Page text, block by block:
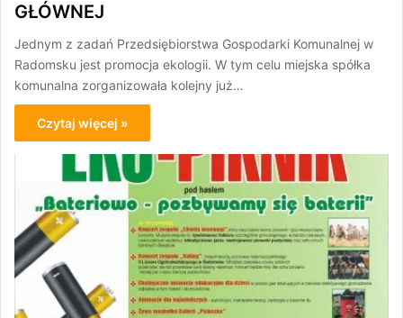
GŁÓWNEJ
Jednym z zadań Przedsiębiorstwa Gospodarki Komunalnej w
Radomsku jest promocja ekologii. W tym celu miejska spółka
komunalna zorganizowała kolejny już…
Czytaj więcej »